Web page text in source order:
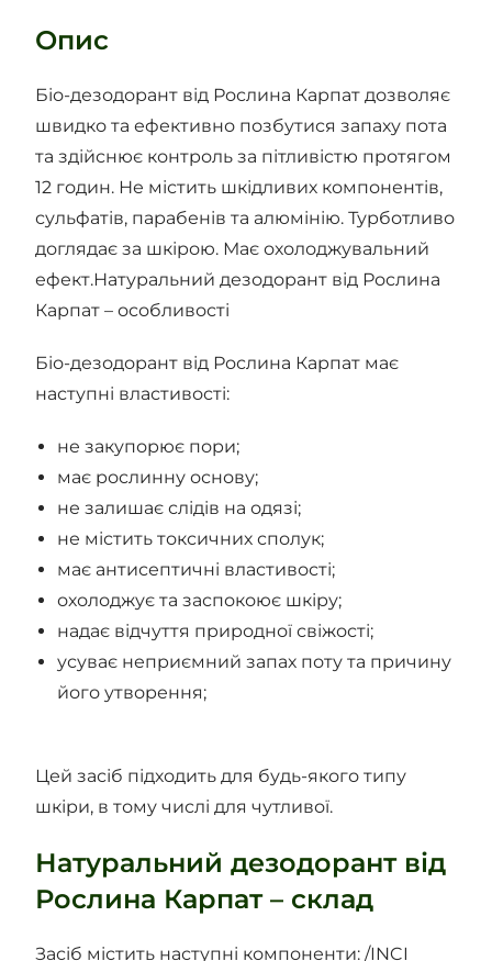
Опис
Біо-дезодорант від Рослина Карпат дозволяє
швидко та ефективно позбутися запаху пота
та здійснює контроль за пітливістю протягом
12 годин. Не містить шкідливих компонентів,
сульфатів, парабенів та алюмінію. Турботливо
доглядає за шкірою. Має охолоджувальний
ефект.Натуральний дезодорант від Рослина
Карпат – особливості
Біо-дезодорант від Рослина Карпат має
наступні властивості:
не закупорює пори;
має рослинну основу;
не залишає слідів на одязі;
не містить токсичних сполук;
має антисептичні властивості;
охолоджує та заспокоює шкіру;
надає відчуття природної свіжості;
усуває неприємний запах поту та причину
його утворення;
Цей засіб підходить для будь-якого типу
шкіри, в тому числі для чутливої.
Натуральний дезодорант від
Рослина Карпат – склад
Засіб містить наступні компоненти: /INCI